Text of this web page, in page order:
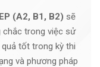
(A2, B1, B2) sẽ
chắc trong việc sử
tốt trong kỳ thi
và phương pháp